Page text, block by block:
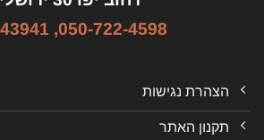
050-722-4598
,
הצהרת נגישות
תקנון האתר